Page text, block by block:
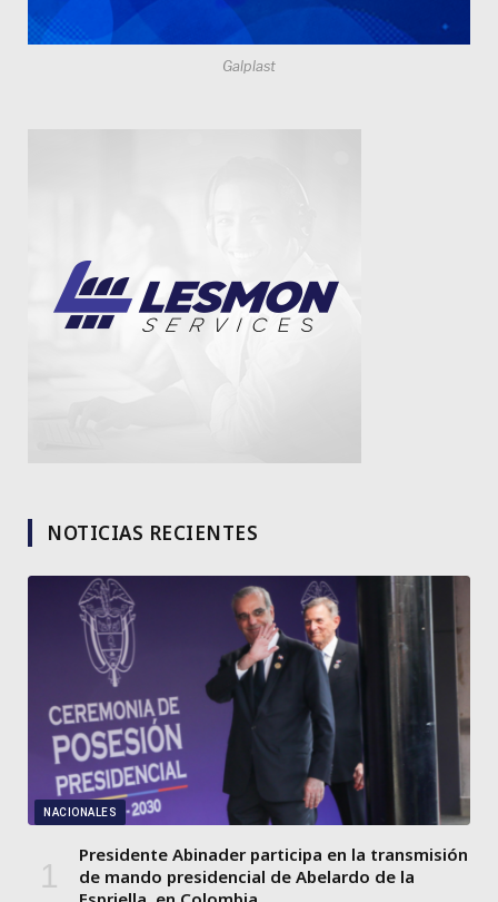
Galplast
NOTICIAS RECIENTES
NACIONALES
Presidente Abinader participa en la transmisión
de mando presidencial de Abelardo de la